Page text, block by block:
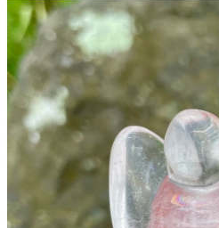
produktu
je
0,0
5
hvězdiček.